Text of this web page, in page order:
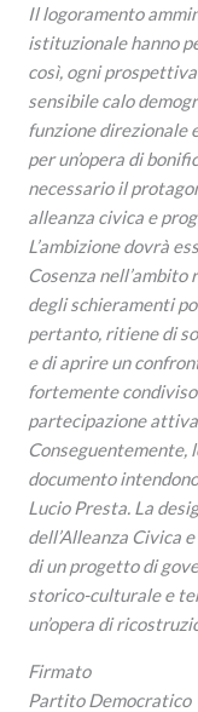
Il logoramento
istituzionale hanno
così, ogni
sensibile calo
funzione direzionale
per un’opera di
necessario il
alleanza civica e
L’ambizione dovrà
Cosenza
degli schieramenti
pertanto, ritiene di
e di aprire un
fortemente
partecipazione
documento
Lucio Presta. La
dell’Alleanza Civica
di un progetto di
storico-culturale e
un’opera di
Firmato
Partito Democratico